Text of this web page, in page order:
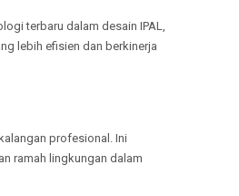
terbaru dalam desain IPAL,
lebih efisien dan berkinerja
profesional. Ini
ramah lingkungan dalam